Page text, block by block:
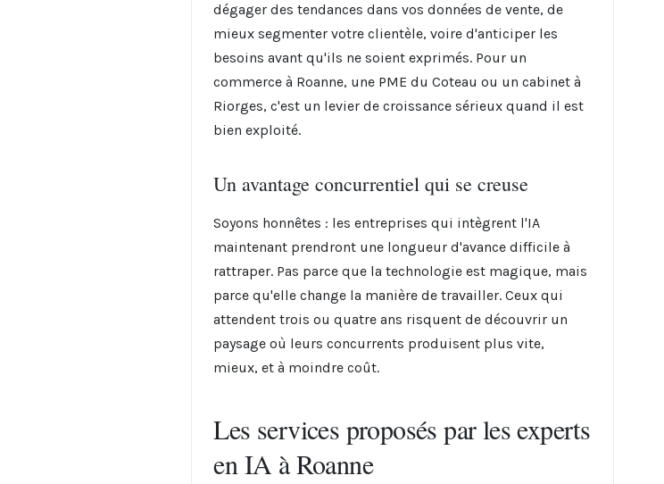
dégager des tendances dans vos données de vente, de
mieux segmenter votre clientèle, voire d'anticiper les
besoins avant qu'ils ne soient exprimés. Pour un
commerce à Roanne, une PME du Coteau ou un cabinet à
Riorges, c'est un levier de croissance sérieux quand il est
bien exploité.
Un avantage concurrentiel qui se creuse
Soyons honnêtes : les entreprises qui intègrent l'IA
maintenant prendront une longueur d'avance difficile à
rattraper. Pas parce que la technologie est magique, mais
parce qu'elle change la manière de travailler. Ceux qui
attendent trois ou quatre ans risquent de découvrir un
paysage où leurs concurrents produisent plus vite,
mieux, et à moindre coût.
Les services proposés par les experts
en IA à Roanne